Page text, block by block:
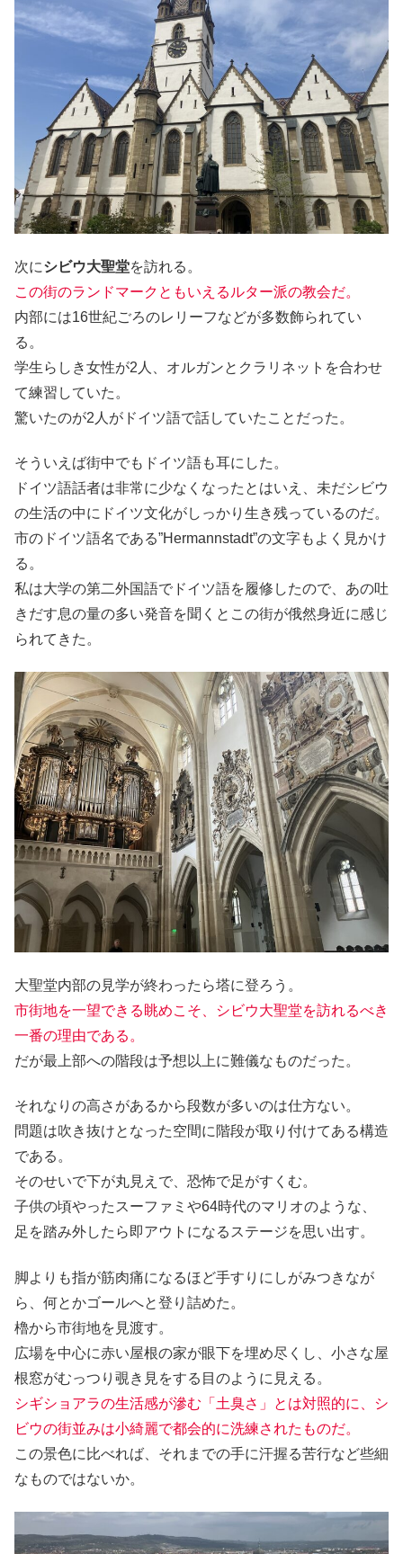
次にシビウ大聖堂を訪れる。
この街のランドマークともいえるルター派の教会だ。
内部には16世紀ごろのレリーフなどが多数飾られてい
る。
学生らしき女性が2人、オルガンとクラリネットを合わせ
て練習していた。
驚いたのが2人がドイツ語で話していたことだった。
そういえば街中でもドイツ語も耳にした。
ドイツ語話者は非常に少なくなったとはいえ、未だシビウ
の生活の中にドイツ文化がしっかり生き残っているのだ。
市のドイツ語名である”Hermannstadt”の文字もよく見かけ
る。
私は大学の第二外国語でドイツ語を履修したので、あの吐
きだす息の量の多い発音を聞くとこの街が俄然身近に感じ
られてきた。
大聖堂内部の見学が終わったら塔に登ろう。
市街地を一望できる眺めこそ、シビウ大聖堂を訪れるべき
一番の理由である。
だが最上部への階段は予想以上に難儀なものだった。
それなりの高さがあるから段数が多いのは仕方ない。
問題は吹き抜けとなった空間に階段が取り付けてある構造
である。
そのせいで下が丸見えで、恐怖で足がすくむ。
子供の頃やったスーファミや64時代のマリオのような、
足を踏み外したら即アウトになるステージを思い出す。
脚よりも指が筋肉痛になるほど手すりにしがみつきなが
ら、何とかゴールへと登り詰めた。
櫓から市街地を見渡す。
広場を中心に赤い屋根の家が眼下を埋め尽くし、小さな屋
根窓がむっつり覗き見をする目のように見える。
シギショアラの生活感が滲む「土臭さ」とは対照的に、シ
ビウの街並みは小綺麗で都会的に洗練されたものだ。
この景色に比べれば、それまでの手に汗握る苦行など些細
なものではないか。